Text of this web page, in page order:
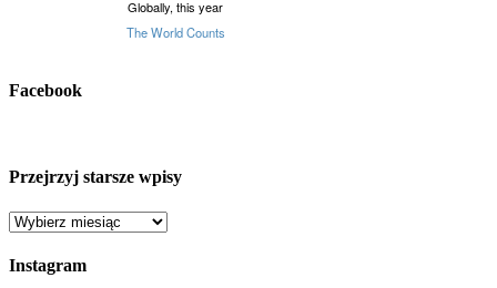
Facebook
Przejrzyj starsze wpisy
Przejrzyj
wpisy
Instagram